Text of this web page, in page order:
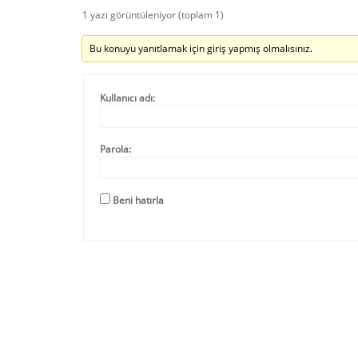
1 yazı görüntüleniyor (toplam 1)
Bu konuyu yanıtlamak için giriş yapmış olmalısınız.
Kullanıcı adı:
Parola:
Beni hatırla